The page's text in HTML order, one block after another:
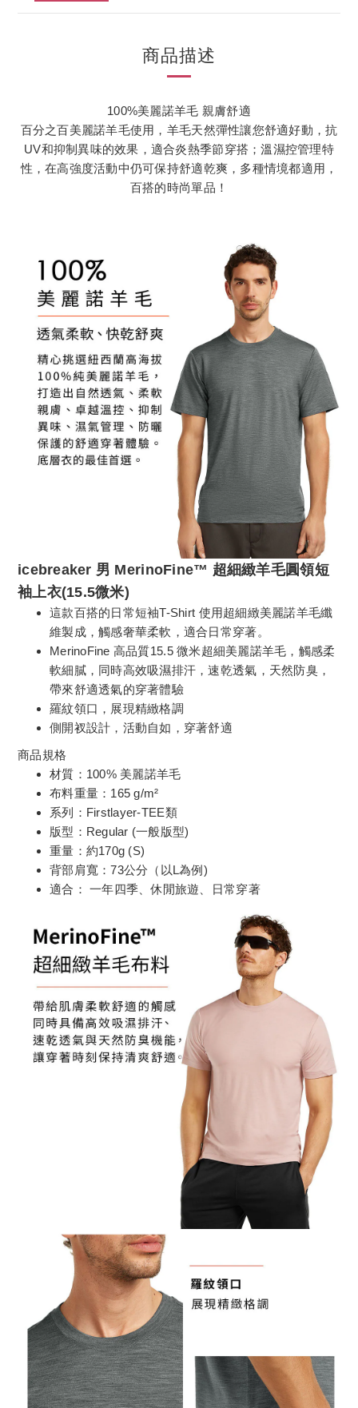
商品描述
100%美麗諾羊毛 親膚舒適
百分之百美麗諾羊毛使用，羊毛天然彈性讓您舒適好動，抗
UV和抑制異味的效果，適合炎熱季節穿搭；溫濕控管理特
性，在高強度活動中仍可保持舒適乾爽，多種情境都適用，
百搭的時尚單品！
icebreaker 男 MerinoFine™ 超細緻羊毛圓領短
袖上衣(15.5微米)
這款百搭的日常短袖T-Shirt 使用超細緻美麗諾羊毛纖​​
維製成，觸感奢華柔軟，適合日常穿著。
MerinoFine 高品質15.5 微米超細美麗諾羊毛，觸感柔
軟細膩，同時高效吸濕排汗，速乾透氣，天然防臭，
帶來舒適透氣的穿著體驗
羅紋領口，展現精緻格調
側開衩設計，活動自如，穿著舒適
商品規格
材質：100% 美麗諾羊毛
布料重量：165 g/m²
系列：Firstlayer-TEE類
版型：Regular (一般版型)
重量：約170g (S)
背部肩寬：73公分（以L為例)
適合： 一年四季、休閒旅遊、日常穿著